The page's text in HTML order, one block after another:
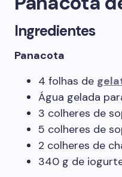
Ingredientes
Panacota
4 folhas de
Água gelada
3 colheres de
5 colheres de
2 colheres de
340 g de